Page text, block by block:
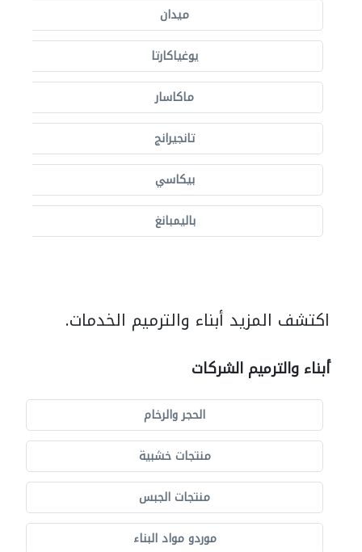
ميدان
يوغياكارتا
ماكاسار
تانجيرانج
بيكاسي
باليمبانغ
اكتشف المزيد أبناء والترميم الخدمات.
أبناء والترميم الشركات
الحجر والرخام
منتجات خشبية
منتجات الجبس
موردو مواد البناء